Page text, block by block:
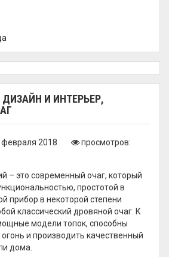
И ИНТЕРЬЕР,
февраля 2018
просмотров:
– это современный очаг, который
простотой в
прибор в некоторой степени
классический дровяной очаг. К
модели топок, способны
и производить качественный
дома.